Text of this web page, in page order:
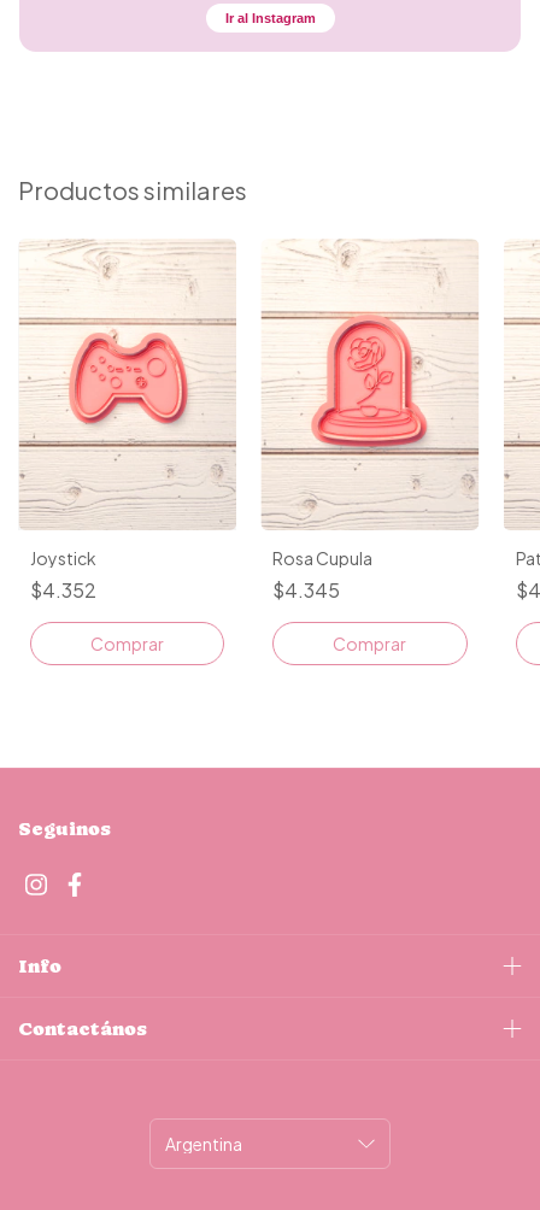
Ir al Instagram
Productos similares
Joystick
$4.352
Comprar
Rosa Cupula
$4.345
Comprar
Seguinos
Info
Contactános